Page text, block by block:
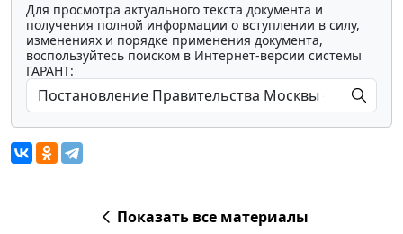
Для просмотра актуального текста документа и
получения полной информации о вступлении в силу,
изменениях и порядке применения документа,
воспользуйтесь поиском в Интернет-версии системы
ГАРАНТ:
Показать все материалы